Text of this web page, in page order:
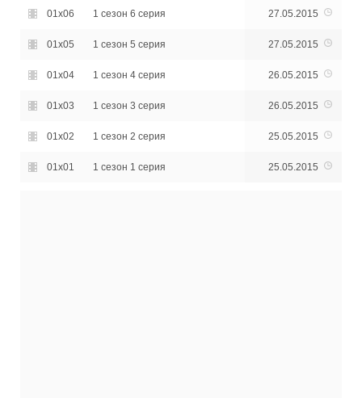
01x06 1 сезон 6 серия 27.05.2015
01x05 1 сезон 5 серия 27.05.2015
01x04 1 сезон 4 серия 26.05.2015
01x03 1 сезон 3 серия 26.05.2015
01x02 1 сезон 2 серия 25.05.2015
01x01 1 сезон 1 серия 25.05.2015